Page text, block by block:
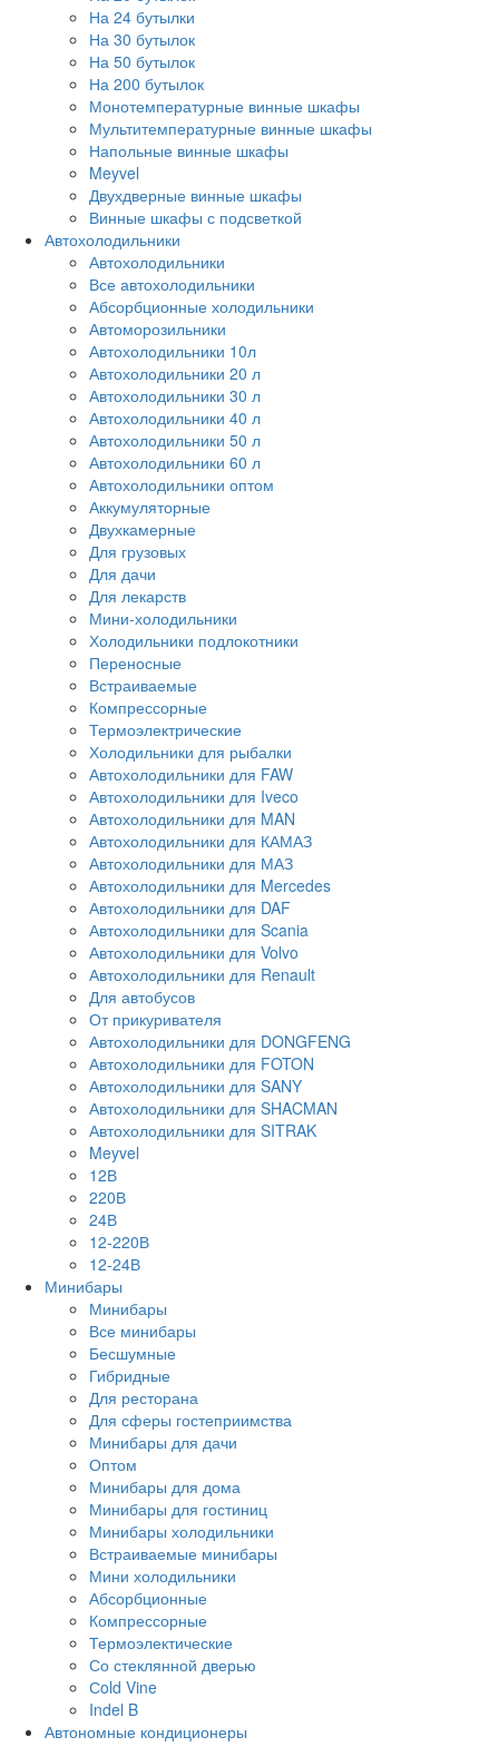
На 24 бутылки
На 30 бутылок
На 50 бутылок
На 200 бутылок
Монотемпературные винные шкафы
Мультитемпературные винные шкафы
Напольные винные шкафы
Meyvel
Двухдверные винные шкафы
Винные шкафы с подсветкой
Автохолодильники
Автохолодильники
Все автохолодильники
Абсорбционные холодильники
Автоморозильники
Автохолодильники 10л
Автохолодильники 20 л
Автохолодильники 30 л
Автохолодильники 40 л
Автохолодильники 50 л
Автохолодильники 60 л
Автохолодильники оптом
Аккумуляторные
Двухкамерные
Для грузовых
Для дачи
Для лекарств
Мини-холодильники
Холодильники подлокотники
Переносные
Встраиваемые
Компрессорные
Термоэлектрические
Холодильники для рыбалки
Автохолодильники для FAW
Автохолодильники для Iveco
Автохолодильники для MAN
Автохолодильники для КАМАЗ
Автохолодильники для МАЗ
Автохолодильники для Mercedes
Автохолодильники для DAF
Автохолодильники для Scania
Автохолодильники для Volvo
Автохолодильники для Renault
Для автобусов
От прикуривателя
Автохолодильники для DONGFENG
Автохолодильники для FOTON
Автохолодильники для SANY
Автохолодильники для SHACMAN
Автохолодильники для SITRAK
Meyvel
12В
220В
24В
12-220В
12-24В
Минибары
Минибары
Все минибары
Бесшумные
Гибридные
Для ресторана
Для сферы гостеприимства
Минибары для дачи
Оптом
Минибары для дома
Минибары для гостиниц
Минибары холодильники
Встраиваемые минибары
Мини холодильники
Абсорбционные
Компрессорные
Термоэлектические
Со стеклянной дверью
Сold Vine
Indel B
Автономные кондиционеры